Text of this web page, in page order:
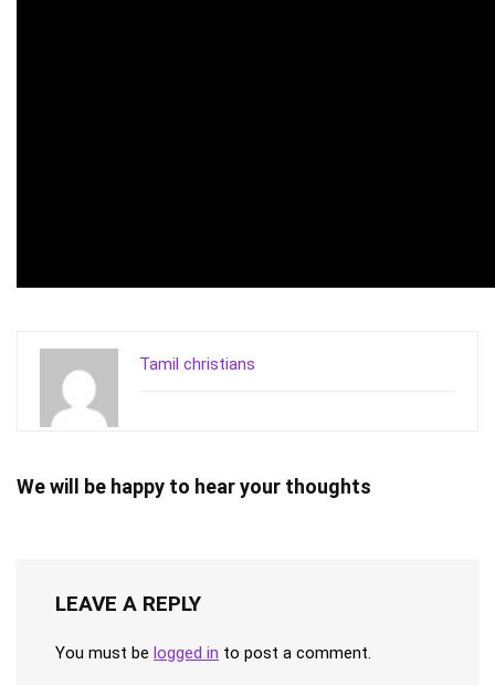
Tamil christians
We will be happy to hear your thoughts
LEAVE A REPLY
You must be logged in to post a comment.